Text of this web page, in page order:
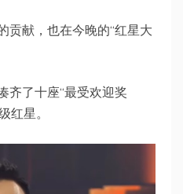
贡献，也在今晚的“红星大
齐了十座“最受欢迎奖
红星。